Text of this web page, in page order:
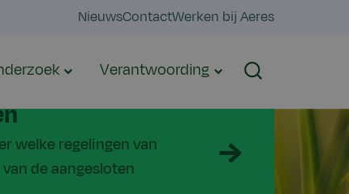
NieuwsContactWerken bij Aeres
Verantwoording Zoeken
welke regelingen van
de aangesloten